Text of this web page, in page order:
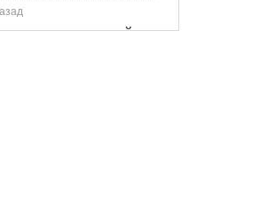
секретный